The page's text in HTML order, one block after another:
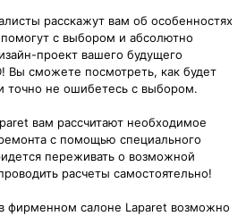
расскажут вам об особенностях
с выбором и абсолютно
проект вашего будущего
Вы сможете посмотреть, как будет
точно не ошибетесь с выбором.
вам рассчитают необходимое
с помощью специального
переживать о возможной
расчеты самостоятельно!
фирменном салоне Laparet возможно